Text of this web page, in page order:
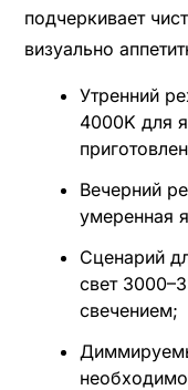
подчеркивает
визуально
Утренний
4000K для
Вечерний
умеренная
Сценарий
свет
свечением;